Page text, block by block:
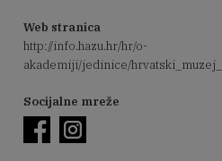
Web stranica
http://info.hazu.hr/hr/o-
akademiji/jedinice/
Socijalne mreže